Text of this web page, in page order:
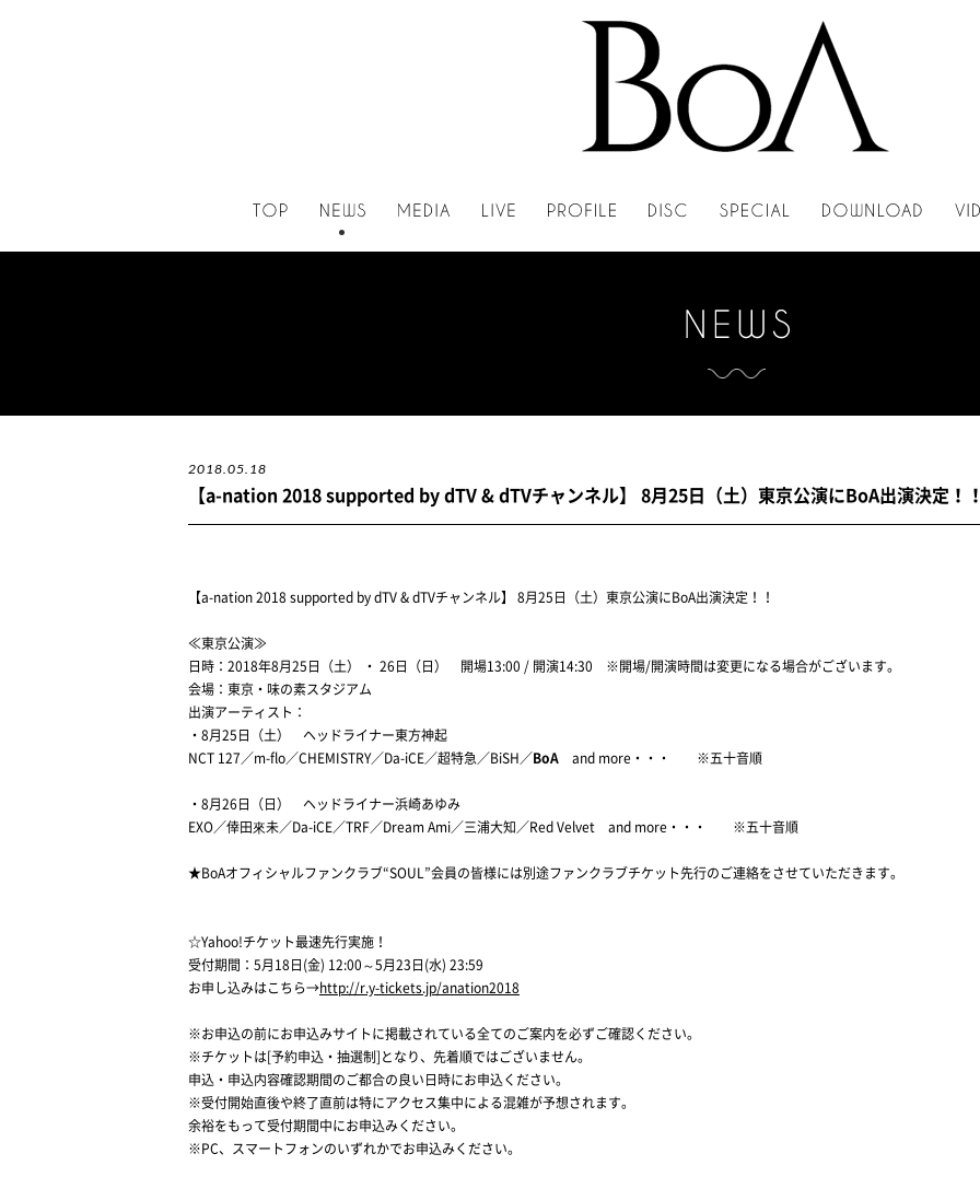
2018.05.18
【a-nation 2018 supported by dTV & dTVチャンネル】 8月25日（土）東京公演にBoA出演決定！
【a-nation 2018 supported by dTV & dTVチャンネル】 8月25日（土）東京公演にBoA出演決定！！
≪東京公演≫
日時：2018年8月25日（土） ・ 26日（日） 開場13:00 / 開演14:30 ※開場/開演時間は変更になる場合がございます。
会場：東京・味の素スタジアム
出演アーティスト：
・8月25日（土） ヘッドライナー東方神起
NCT 127／m-flo／CHEMISTRY／Da-iCE／超特急／BiSH／BoA and more・・・ ※五十音順
・8月26日（日） ヘッドライナー浜崎あゆみ
EXO／倖田來未／Da-iCE／TRF／Dream Ami／三浦大知／Red Velvet and more・・・ ※五十音順
★BoAオフィシャルファンクラブ“SOUL”会員の皆様には別途ファンクラブチケット先行のご連絡をさせていただきます。
☆Yahoo!チケット最速先行実施！
受付期間：5月18日(金) 12:00～5月23日(水) 23:59
お申し込みはこちら→http://r.y-tickets.jp/anation2018
※お申込の前にお申込みサイトに掲載されている全てのご案内を必ずご確認ください。
※チケットは[予約申込・抽選制]となり、先着順ではございません。
申込・申込内容確認期間のご都合の良い日時にお申込ください。
※受付開始直後や終了直前は特にアクセス集中による混雑が予想されます。
余裕をもって受付期間中にお申込みください。
※PC、スマートフォンのいずれかでお申込みください。